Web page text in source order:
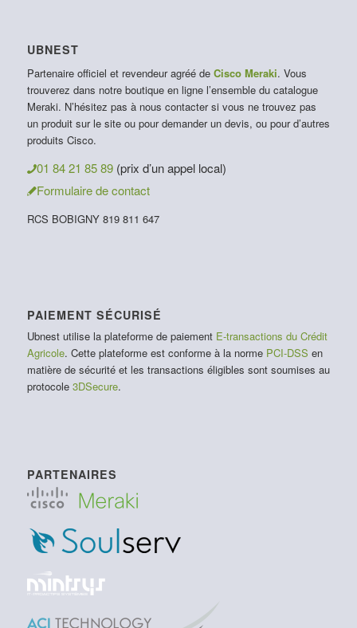
UBNEST
Partenaire officiel et revendeur agréé de Cisco Meraki. Vous
trouverez dans notre boutique en ligne l’ensemble du catalogue
Meraki. N’hésitez pas à nous contacter si vous ne trouvez pas
un produit sur le site ou pour demander un devis, ou pour d’autres
produits Cisco.
01 84 21 85 89 (prix d’un appel local)
Formulaire de contact
RCS BOBIGNY 819 811 647
PAIEMENT SÉCURISÉ
Ubnest utilise la plateforme de paiement E-transactions du Crédit
Agricole. Cette plateforme est conforme à la norme PCI-DSS en
matière de sécurité et les transactions éligibles sont soumises au
protocole 3DSecure.
PARTENAIRES